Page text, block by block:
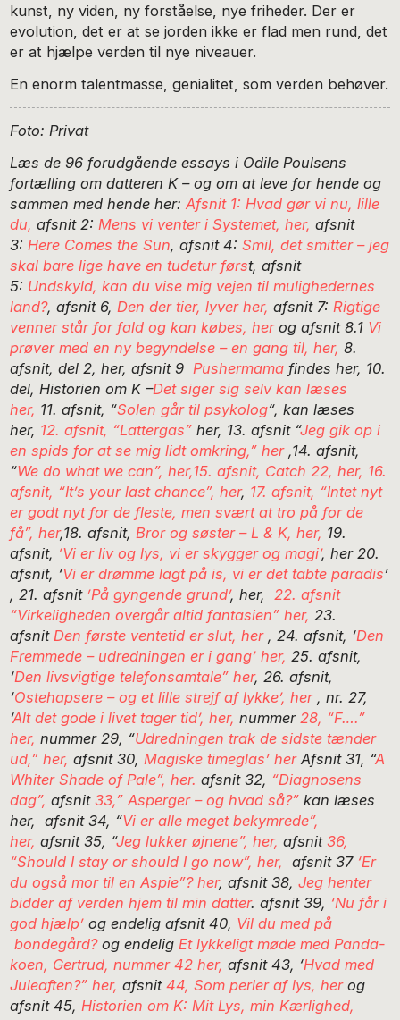
kunst, ny viden, ny forståelse, nye friheder. Der er
evolution, det er at se jorden ikke er flad men rund, det
er at hjælpe verden til nye niveauer.
En enorm talentmasse, genialitet, som verden behøver.
Foto: Privat
Læs de 96 forudgående essays i Odile Poulsens
fortælling om datteren K – og om at leve for hende og
sammen med hende her:Afsnit 1: Hvad gør vi nu, lille
du, afsnit 2:Mens vi venter i Systemet, her, afsnit
3:Here Comes the Sun, afsnit 4:Smil, det smitter – jeg
skal bare lige have en tudetur først, afsnit
5: Undskyld, kan du vise mig vejen til mulighedernes
land?, afsnit 6,Den der tier, lyver her,afsnit 7:Rigtige
venner står for fald og kan købes, herog afsnit 8.1 Vi
prøver med en ny begyndelse – en gang til, her, 8.
afsnit, del 2, her, afsnit 9Pushermama findes her, 10.
del, Historien om K –Det siger sig selv kan læses
her, 11. afsnit, “Solen går til psykolog“, kan læses
her, 12. afsnit, “Lattergas” her, 13. afsnit “Jeg gik op i
en spids for at se mig lidt omkring,” her,14. afsnit,
“We do what we can”, her,15. afsnit, Catch 22, her, 16.
afsnit, “It’s your last chance”, her, 17. afsnit, “Intet nyt
er godt nyt for de fleste, men svært at tro på for de
få”, her,18. afsnit,Bror og søster – L & K, her, 19.
afsnit, ’Vi er liv og lys, vi er skygger og magi’, her 20.
afsnit, ‘Vi er drømme lagt på is, vi er det tabte paradis’
, 21. afsnit ’På gyngende grund’, her,22. afsnit
“Virkeligheden overgår altid fantasien” her, 23.
afsnitDen første ventetid er slut, her, 24. afsnit, ‘Den
Fremmede – udredningen er i gang’ her, 25. afsnit,
‘Den livsvigtige telefonsamtale” her, 26. afsnit,
‘Ostehapsere – og et lille strejf af lykke’, her, nr. 27,
‘Alt det gode i livet tager tid’, her, nummer28, “F….”
her, nummer 29, “Udredningen trak de sidste tænder
ud,” her, afsnit 30,Magiske timeglas’ herAfsnit 31, “A
Whiter Shade of Pale”, her. afsnit 32, “Diagnosens
dag”,afsnit33,” Asperger – og hvad så?” kan læses
her, afsnit 34, “Vi er alle meget bekymrede”,
her,afsnit 35, “Jeg lukker øjnene”, her, afsnit36,
“Should I stay or should I go now”, her, afsnit 37 ‘Er
du også mor til en Aspie”? her, afsnit 38,Jeg henter
bidder af verden hjem til min datter. afsnit 39, ‘Nu får i
god hjælp’ og endelig afsnit 40, Vil du med på
bondegård?og endeligEt lykkeligt møde med Panda-
koen, Gertrud, nummer 42 her, afsnit 43, ‘Hvad med
Juleaften?” her, afsnit44, Som perler af lys, herog
afsnit 45, Historien om K: Mit Lys, min Kærlighed,